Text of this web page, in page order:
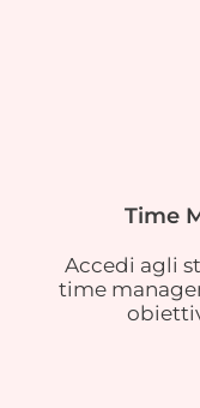
Time
Accedi agli
time